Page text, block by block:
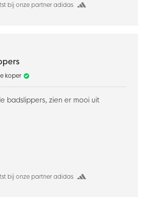
bij onze partner adidas
bij onze partner adidas
koper
badslippers, zien er mooi uit